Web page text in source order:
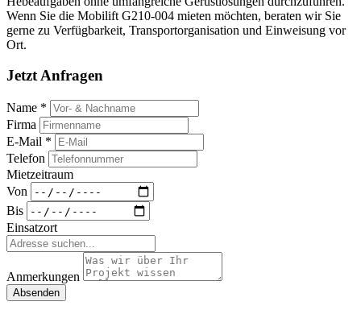
Wenn Sie die Mobilift G210-004 mieten möchten, beraten wir Sie
gerne zu Verfügbarkeit, Transportorganisation und Einweisung vor
Ort.
Jetzt Anfragen
Name *
Firma
E-Mail *
Telefon
Mietzeitraum
Von
Bis
Einsatzort
Anmerkungen
Absenden